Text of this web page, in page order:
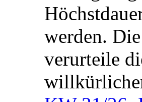
werden.
verurteile